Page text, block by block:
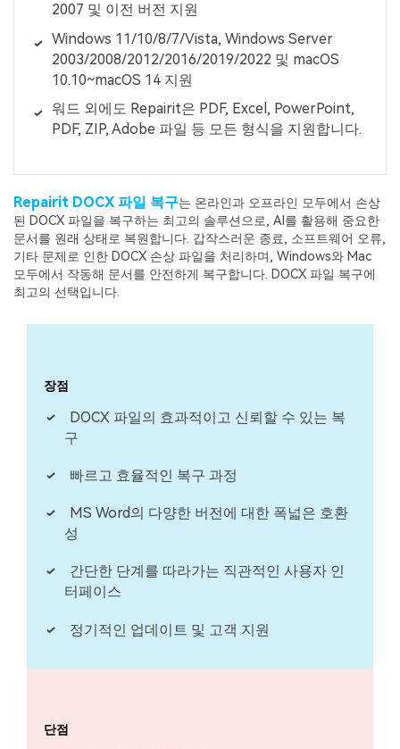
2007 및 이전 버전 지원
Windows 11/10/8/7/Vista, Windows Server
2003/2008/2012/2016/2019/2022 및 macOS
10.10~macOS 14 지원
워드 외에도 Repairit은 PDF, Excel, PowerPoint,
PDF, ZIP, Adobe 파일 등 모든 형식을 지원합니다.
Repairit DOCX 파일 복구는 온라인과 오프라인 모두에서 손상
된 DOCX 파일을 복구하는 최고의 솔루션으로, AI를 활용해 중요한
문서를 원래 상태로 복원합니다. 갑작스러운 종료, 소프트웨어 오류,
기타 문제로 인한 DOCX 손상 파일을 처리하며, Windows와 Mac
모두에서 작동해 문서를 안전하게 복구합니다. DOCX 파일 복구에
최고의 선택입니다.
장점
DOCX 파일의 효과적이고 신뢰할 수 있는 복
구
빠르고 효율적인 복구 과정
MS Word의 다양한 버전에 대한 폭넓은 호환
성
간단한 단계를 따라가는 직관적인 사용자 인
터페이스
정기적인 업데이트 및 고객 지원
단점